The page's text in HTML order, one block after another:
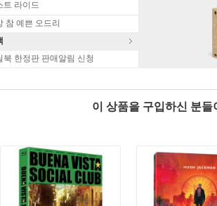
트 라이드
참 예쁜 오드리
북 한정판 판매알림 신청
이 상품을 구입하신 분